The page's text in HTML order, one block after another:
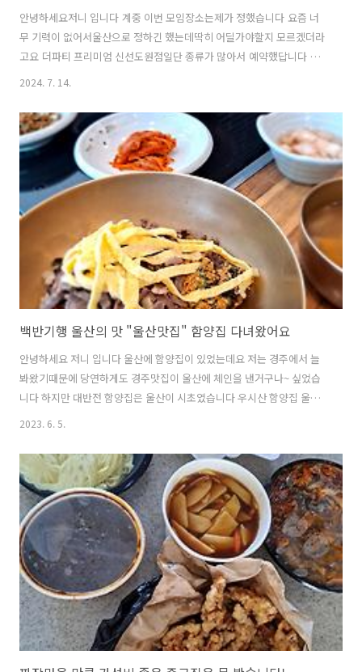
안녕하세요저니 입니다 계중 이번 모임장소는제가 정했습니다 요즘 너
무 기력이 없어서울산으로 정하긴 했는데딱히 어딜가야할지 모르겠더라
고요 더파티 프리미엄 신선도원점일단 종류가 많아서 예약했답니다 이
전 방문시 만족하지 못해서이제 안가야겠다했는데이번에는 대만족! 이
부했습니다 평일 예약시하루 100명 할인도 있으니꼭 미리 하시는거 추
천요대신 당일취소는 10%의 수수료가있답니다 요건 지인의 첫 접시먹
을줄 아는 사람 입니다 저는 뷔페도손가고 귀찮은 음식은 피하는데사실
이런게 맛있잖아요 두번째 접시중식양식골고루~ 담아왔어요 세번째
접시양갈비사실 이건 아직도 별로저의 양갈비 입맛이 너무 상승한듯
요 네번째 접시일식회랑 초밥도 더뷔페는 더 맛있어요 ..
2024. 7. 14.
백반기행 울산의 맛 "울산맛집" 함양집 다녀왔어요
안녕하세요 저니 입니다 울산에 함양집이 있었는데요 저는 경주에서 늘
봐왔기때문에 당연하게도 경주맛집이 울산에 체인을 낸거구나~ 싶었습
니다 하지만 대반전 함양집은 울산이 시초였습니다 우시산 함양집 울산
이란 이름이 바로 우시산국에서 나온거라니 이렇게 알게되네요 오늘은
내부사진이 많이 없네요 메뉴판 보기시작하면서 사진찍기 시작했습니다
포스팅도 멈추기 어렵네요 울산맛집 함양집 식객허영만의 백반기행 120
회에 소개되었다고 합니다 쌀과 고기는 모두 국내산만을 김치는 직접 담
구고 있다니 100년전통 4대를 잇는 맛집의 정성이 느껴지네요 함양집 메
뉴 및 가격 식사류와 육회/불고기/파전 이 준비되어 있었는데요 비빔밥
이 주메뉴이기도 하고 날씨가 너무 더..
2023. 6. 5.